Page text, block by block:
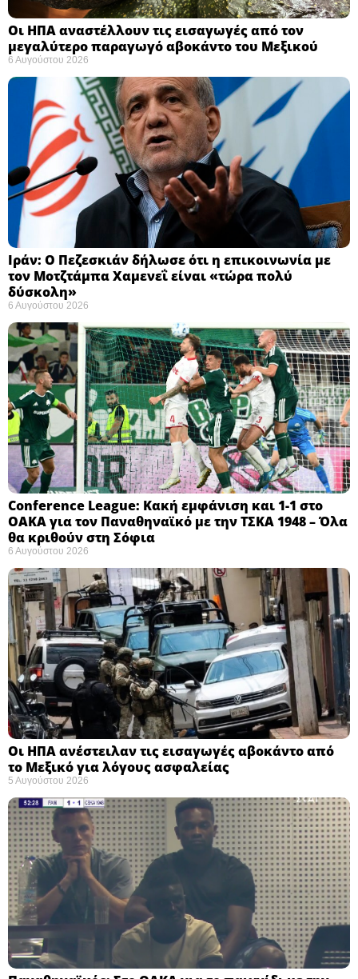
Οι ΗΠΑ αναστέλλουν τις εισαγωγές από τον
μεγαλύτερο παραγωγό αβοκάντο του Μεξικού ​
6 Αυγούστου 2026
Ιράν: Ο Πεζεσκιάν δήλωσε ότι η επικοινωνία με
τον Μοτζτάμπα Χαμενεΐ είναι «τώρα πολύ
δύσκολη» ​
6 Αυγούστου 2026
Conference League: Κακή εμφάνιση και 1-1 στο
ΟΑΚΑ για τον Παναθηναϊκό με την ΤΣΚΑ 1948 – Όλα
θα κριθούν στη Σόφια ​
6 Αυγούστου 2026
Οι ΗΠΑ ανέστειλαν τις εισαγωγές αβοκάντο από
το Μεξικό για λόγους ασφαλείας
5 Αυγούστου 2026